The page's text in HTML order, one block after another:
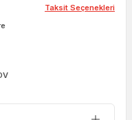
Taksit Seçenekleri